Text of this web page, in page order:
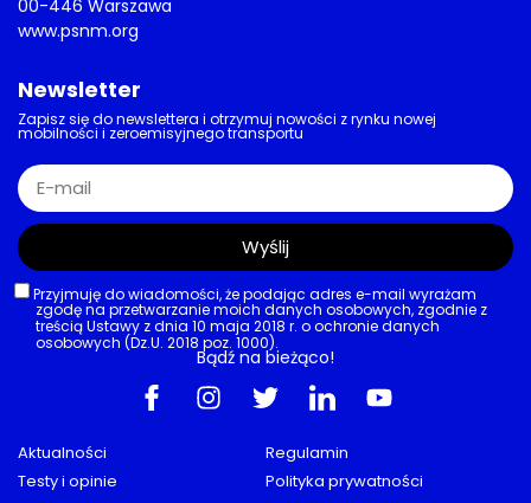
00-446 Warszawa
www.psnm.org
Aktualności
Testy i opinie
Regulamin
Polityka prywatności
Newsletter
Zapisz się do newslettera i otrzymuj nowości z rynku nowej
mobilności i zeroemisyjnego transportu
Przyjmuję do wiadomości, że podając adres e-mail wyrażam
zgodę na przetwarzanie moich danych osobowych, zgodnie z
treścią Ustawy z dnia 10 maja 2018 r. o ochronie danych
osobowych (Dz.U. 2018 poz. 1000).
Wyślij
Bądź na bieżąco!